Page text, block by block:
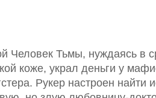
Человек Тьмы, нуждаясь в
коже, украл деньги у
Рукер настроен найти